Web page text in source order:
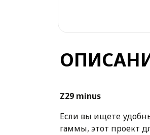
Z29 minus
Если вы ищете
гаммы, этот проект